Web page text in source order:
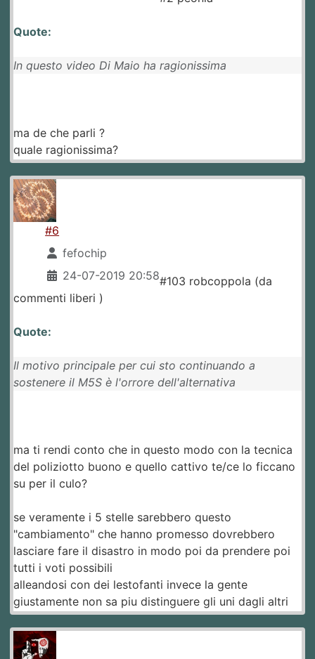
Quote:
In questo video Di Maio ha ragionissima
ma de che parli ?
quale ragionissima?
#6
fefochip
24-07-2019 20:58#103 robcoppola (da
commenti liberi )
Quote:
Il motivo principale per cui sto continuando a
sostenere il M5S è l'orrore dell'alternativa
ma ti rendi conto che in questo modo con la tecnica
del poliziotto buono e quello cattivo te/ce lo ficcano
su per il culo?
se veramente i 5 stelle sarebbero questo
"cambiamento" che hanno promesso dovrebbero
lasciare fare il disastro in modo poi da prendere poi
tutti i voti possibili
alleandosi con dei lestofanti invece la gente
giustamente non sa piu distinguere gli uni dagli altri